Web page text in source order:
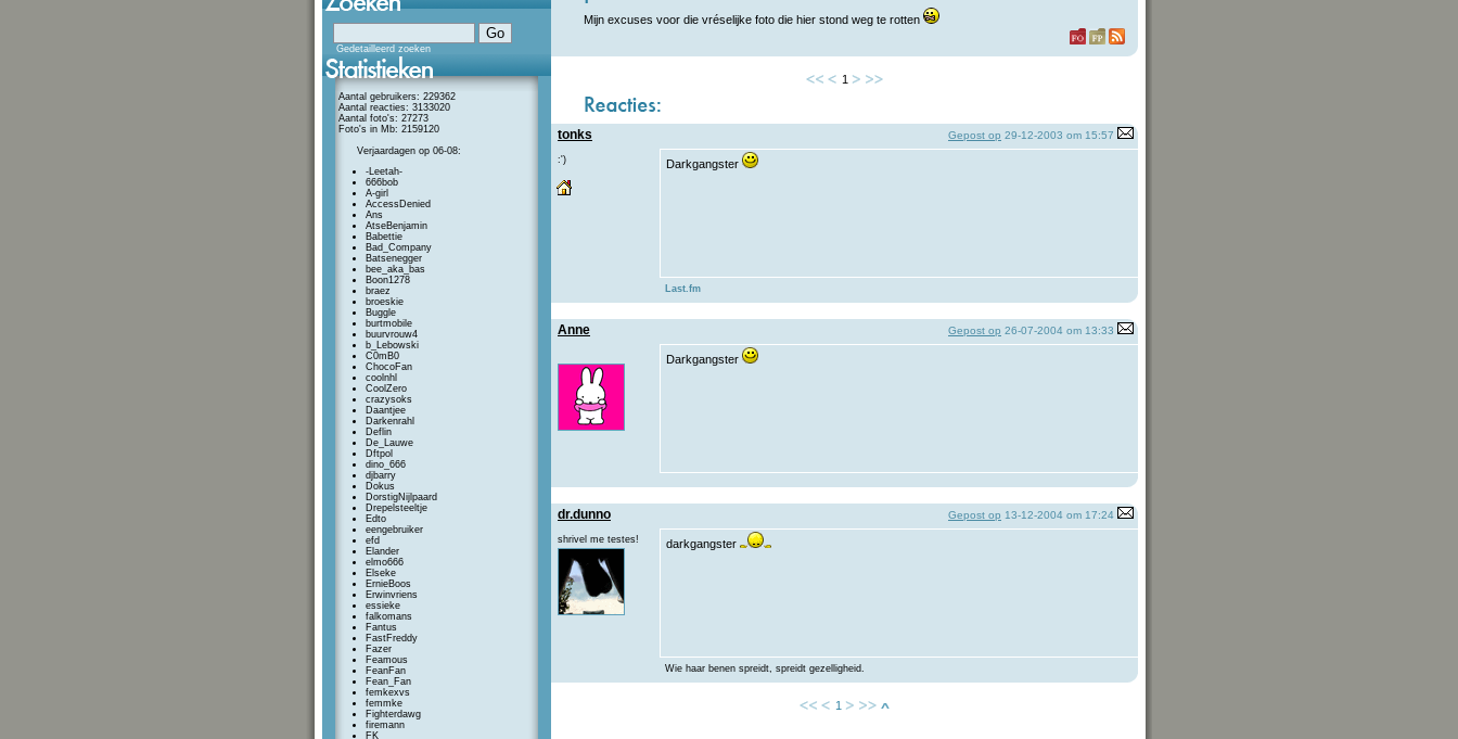
Gedetailleerd zoeken
Aantal gebruikers: 229362
Aantal reacties: 3133020
Aantal foto's: 27273
Foto's in Mb: 2159120
Verjaardagen op 06-08:
-Leetah-
666bob
A-girl
AccessDenied
Ans
AtseBenjamin
Babettie
Bad_Company
Batsenegger
bee_aka_bas
Boon1278
braez
broeskie
Buggle
burtmobile
buurvrouw4
b_Lebowski
C0mB0
ChocoFan
coolnhl
CoolZero
crazysoks
Daantjee
Darkenrahl
Deflin
De_Lauwe
Dftpol
dino_666
djbarry
Dokus
DorstigNijlpaard
Drepelsteeltje
Edto
eengebruiker
efd
Elander
elmo666
Elseke
ErnieBoos
Erwinvriens
essieke
falkomans
Fantus
FastFreddy
Fazer
Feamous
FeanFan
Fean_Fan
femkexvs
femmke
Fighterdawg
firemann
FK
Mijn excuses voor die vréselijke foto die hier stond weg te rotten
1
tonks Gepost op 29-12-2003 om 15:57
:') Darkgangster
Last.fm
Anne Gepost op 26-07-2004 om 13:33
Darkgangster
dr.dunno Gepost op 13-12-2004 om 17:24
shrivel me testes! darkgangster
Wie haar benen spreidt, spreidt gezelligheid.
1